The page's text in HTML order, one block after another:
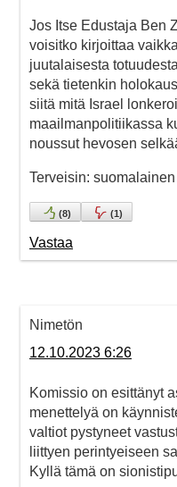
Jos Itse Edustaja Ben
voisitko kirjoittaa
juutalaisesta
sekä tietenkin
siitä mitä Israel
maailmanpolitiikassa
noussut hevosen
Terveisin: suomalainen
(8) (1)
Vastaa
Nimetön
12.10.2023 6:26
Komissio on esittänyt
menettelyä on
valtiot pystyneet
liittyen perintyeiseen
Kyllä tämä on